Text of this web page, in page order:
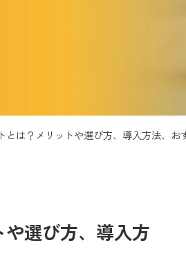
とは？メリットや選び方、導入方法、
や選び方、導入方